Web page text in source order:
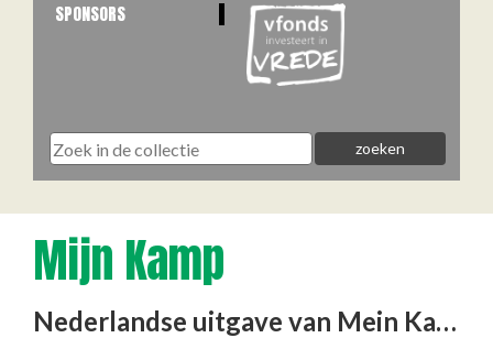
SPONSORS
Mijn Kamp
Nederlandse uitgave van Mein Kampf